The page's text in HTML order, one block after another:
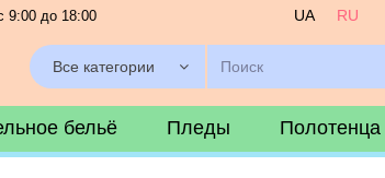
9:00 до 18:00 UA RU
Все категории
бельё Пледы Полотенца